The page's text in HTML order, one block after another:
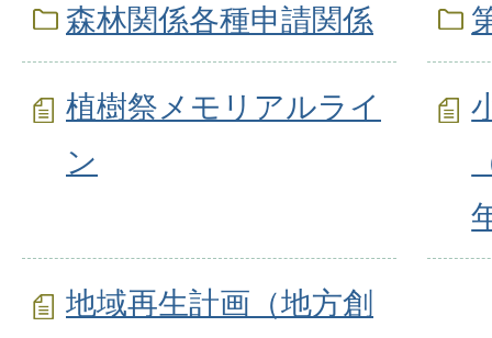
森林関係各種申請関係
植樹祭メモリアルライ
ン
地域再生計画（地方創